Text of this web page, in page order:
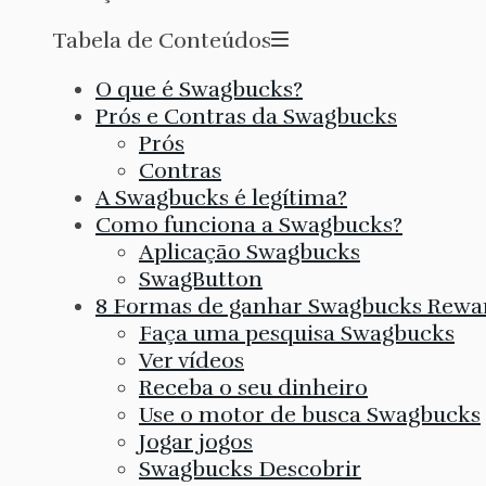
Tabela de Conteúdos
O que é Swagbucks?
Prós e Contras da Swagbucks
Prós
Contras
A Swagbucks é legítima?
Como funciona a Swagbucks?
Aplicação Swagbucks
SwagButton
8 Formas de ganhar Swagbucks
Faça uma pesquisa Swagbucks
Ver vídeos
Receba o seu dinheiro
Use o motor de busca Swagbucks
Jogar jogos
Swagbucks Descobrir